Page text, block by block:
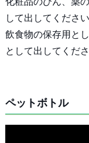
して出してください
飲食物の保存用と
として出してくださ
ペットボトル